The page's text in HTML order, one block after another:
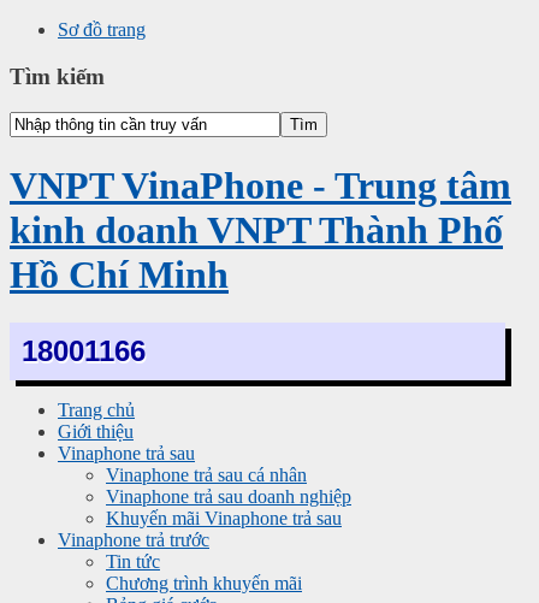
Sơ đồ trang
Tìm kiếm
VNPT VinaPhone - Trung tâm
kinh doanh VNPT Thành Phố
Hồ Chí Minh
18001166
Trang chủ
Giới thiệu
Vinaphone trả sau
Vinaphone trả sau cá nhân
Vinaphone trả sau doanh nghiệp
Khuyến mãi Vinaphone trả sau
Vinaphone trả trước
Tin tức
Chương trình khuyến mãi